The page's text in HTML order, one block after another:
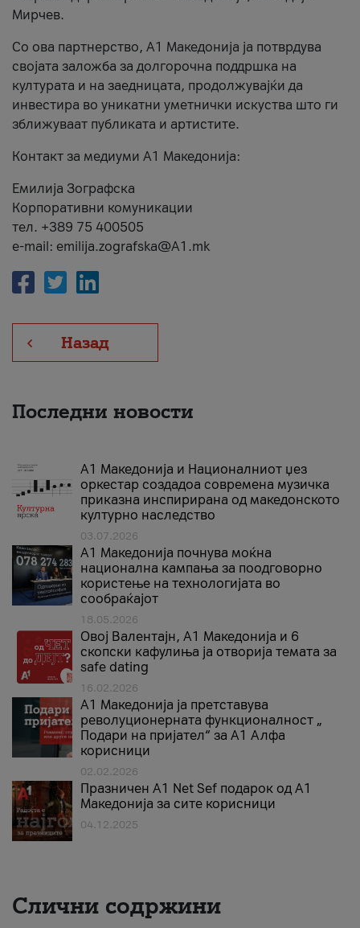
Мирчев.
Со ова партнерство, A1 Македонија ја потврдува
својата заложба за долгорочна поддршка на
културата и на заедницата, продолжувајќи да
инвестира во уникатни уметнички искуства што ги
зближуваат публиката и артистите.
Контакт за медиуми А1 Македонија:
Емилија Зографска
Корпоративни комуникации
тел. +389 75 400505
e-mail: emilija.zografska@A1.mk
Назад
Последни новости
А1 Македонија и Националниот џез
оркестар создадоа современа музичка
приказна инспирирана од македонското
културно наследство
03.07.2026
A1 Македонија почнува моќна
национална кампања за поодговорно
користење на технологијата во
сообраќајот
18.05.2026
Овој Валентајн, A1 Македонија и 6
скопски кафулиња ја отворија темата за
safe dating
16.02.2026
А1 Македонија ја претставува
револуционерната функционалност „
Подари на пријател“ за А1 Алфа
корисници
02.02.2026
Празничен A1 Net Sеf подарок од А1
Македонија за сите корисници
04.12.2025
Слични содржини